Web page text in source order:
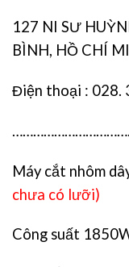
127 NI SƯ
BÌNH, HỒ CHÍ
Điện thoại : 028.
Máy cắt nhôm
chưa có lưỡi)
Công suất